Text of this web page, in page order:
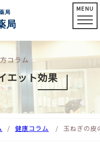
局
局
MENU
コラム
エット効果
健康コラム 玉ねぎの皮